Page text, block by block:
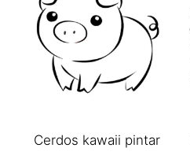
Cerdos kawaii pintar